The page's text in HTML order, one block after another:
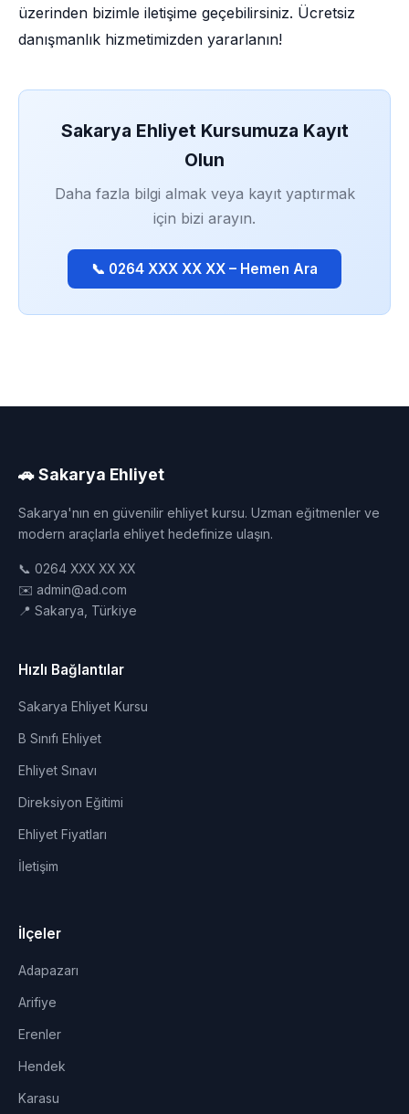
üzerinden bizimle iletişime geçebilirsiniz. Ücretsiz
danışmanlık hizmetimizden yararlanın!
Sakarya Ehliyet Kursumuza Kayıt
Olun
Daha fazla bilgi almak veya kayıt yaptırmak
için bizi arayın.
📞 0264 XXX XX XX – Hemen Ara
🚗 Sakarya Ehliyet
Sakarya'nın en güvenilir ehliyet kursu. Uzman eğitmenler ve
modern araçlarla ehliyet hedefinize ulaşın.
📞 0264 XXX XX XX
✉️ admin@ad.com
📍 Sakarya, Türkiye
Hızlı Bağlantılar
Sakarya Ehliyet Kursu
B Sınıfı Ehliyet
Ehliyet Sınavı
Direksiyon Eğitimi
Ehliyet Fiyatları
İletişim
İlçeler
Adapazarı
Arifiye
Erenler
Hendek
Karasu